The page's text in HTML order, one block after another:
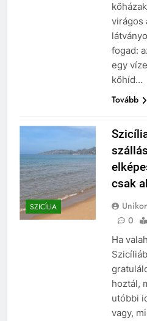
virágos
fogad:
egy
kőhíd…
Tovább
SZICÍLIA
csak
0
Ha
hoztál,
utóbbi
vagy,